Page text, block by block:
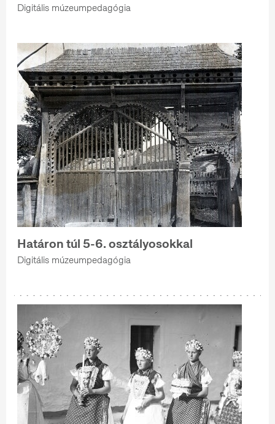
Digitális múzeumpedagógia
Határon túl 5-6. osztályosokkal
Digitális múzeumpedagógia